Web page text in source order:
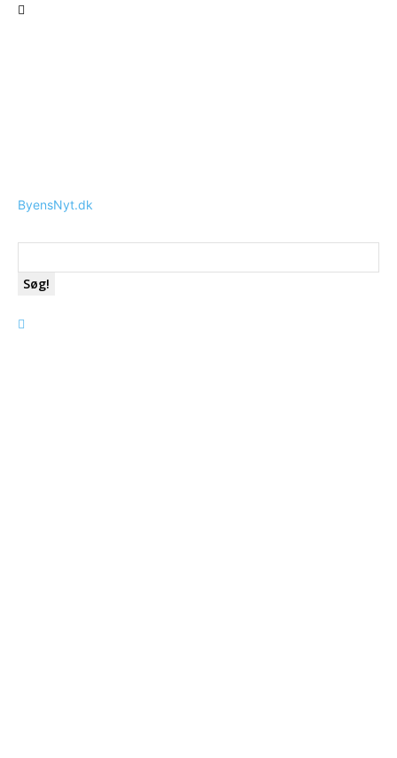
ByensNyt.dk
Søg!